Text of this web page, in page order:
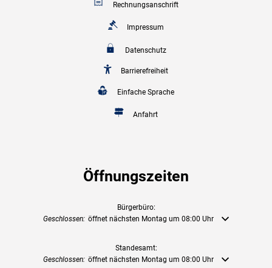
Rechnungsanschrift
Impressum
Datenschutz
Barrierefreiheit
Einfache Sprache
Anfahrt
Öffnungszeiten
Bürgerbüro:
Klicken, um weitere Öffnungs- oder Schließzeiten auszublenden
Geschlossen: öffnet nächsten Montag um 08:00 Uhr
Standesamt:
Klicken, um weitere Öffnungs- oder Schließzeiten auszublenden
Geschlossen: öffnet nächsten Montag um 08:00 Uhr